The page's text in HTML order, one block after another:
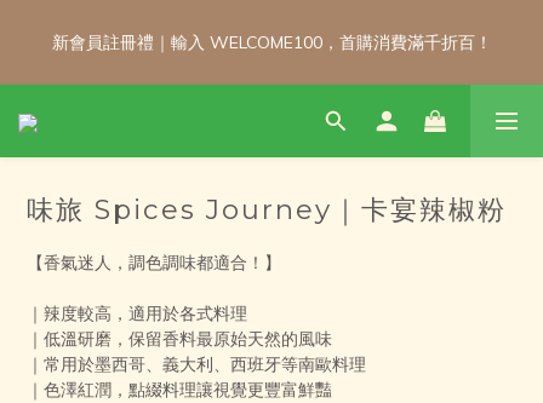
新會員註冊禮｜輸入 WELCOME100，首購消費滿千折百！
新會員註冊禮｜輸入 WELCOME100，首購消費滿千折百！
\ 免運門檻調整公告 / 6月1日起，常溫商品消費滿2,000免運！低溫
新會員註冊禮｜輸入 WELCOME100，首購消費滿千折百！
味旅 Spices Journey｜卡宴辣椒粉
【香氣迷人，調色調味都適合！】
｜辣度較高，適用於各式料理
｜低溫研磨，保留香料最原始天然的風味
｜常用於墨西哥、義大利、西班牙等南歐料理
｜色澤紅潤，點綴料理讓視覺更豐富鮮豔